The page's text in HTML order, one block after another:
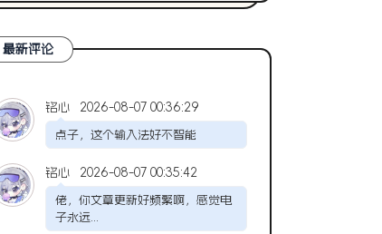
最新评论
铭心 2026-08-07 00:36:29
点子，这个输入法好不智能
铭心 2026-08-07 00:35:42
佬，你文章更新好频繁啊，感觉电
子永远...